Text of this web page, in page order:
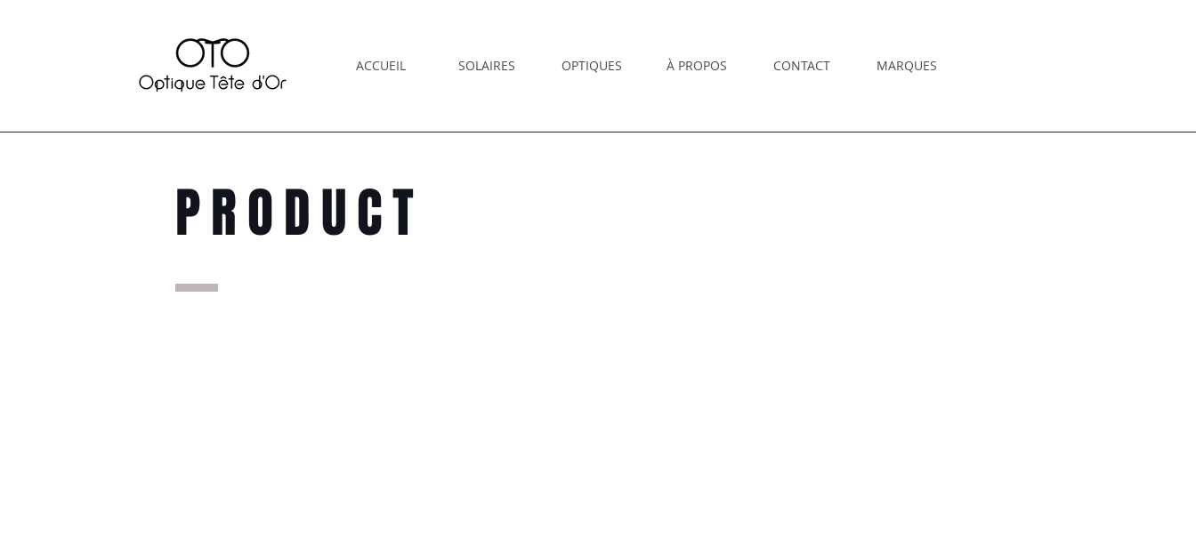
ACCUEIL SOLAIRES OPTIQUES À PROPOS CONTACT MARQUES
PRODUCT